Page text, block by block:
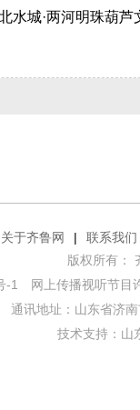
关于齐鲁网 |
联系我们
版权所有：
-1
网上传播视听节目
通讯地址：山东省济
技术支持： 山